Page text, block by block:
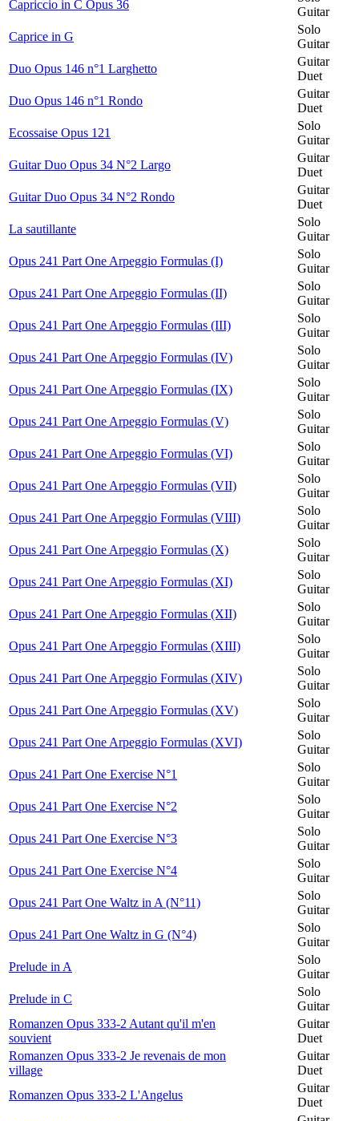
Capriccio in C Opus 36
Guitar
Caprice in G
Solo
Guitar
Duo Opus 146 n°1 Larghetto
Guitar
Duet
Duo Opus 146 n°1 Rondo
Guitar
Duet
Ecossaise Opus 121
Solo
Guitar
Guitar Duo Opus 34 N°2 Largo
Guitar
Duet
Guitar Duo Opus 34 N°2 Rondo
Guitar
Duet
La sautillante
Solo
Guitar
Opus 241 Part One Arpeggio Formulas (I)
Solo
Guitar
Opus 241 Part One Arpeggio Formulas (II)
Solo
Guitar
Opus 241 Part One Arpeggio Formulas (III)
Solo
Guitar
Opus 241 Part One Arpeggio Formulas (IV)
Solo
Guitar
Opus 241 Part One Arpeggio Formulas (IX)
Solo
Guitar
Opus 241 Part One Arpeggio Formulas (V)
Solo
Guitar
Opus 241 Part One Arpeggio Formulas (VI)
Solo
Guitar
Opus 241 Part One Arpeggio Formulas (VII)
Solo
Guitar
Opus 241 Part One Arpeggio Formulas (VIII)
Solo
Guitar
Opus 241 Part One Arpeggio Formulas (X)
Solo
Guitar
Opus 241 Part One Arpeggio Formulas (XI)
Solo
Guitar
Opus 241 Part One Arpeggio Formulas (XII)
Solo
Guitar
Opus 241 Part One Arpeggio Formulas (XIII)
Solo
Guitar
Opus 241 Part One Arpeggio Formulas (XIV)
Solo
Guitar
Opus 241 Part One Arpeggio Formulas (XV)
Solo
Guitar
Opus 241 Part One Arpeggio Formulas (XVI)
Solo
Guitar
Opus 241 Part One Exercise N°1
Solo
Guitar
Opus 241 Part One Exercise N°2
Solo
Guitar
Opus 241 Part One Exercise N°3
Solo
Guitar
Opus 241 Part One Exercise N°4
Solo
Guitar
Opus 241 Part One Waltz in A (N°11)
Solo
Guitar
Opus 241 Part One Waltz in G (N°4)
Solo
Guitar
Prelude in A
Solo
Guitar
Prelude in C
Solo
Guitar
Romanzen Opus 333-2 Autant qu'il m'en
souvient
Guitar
Duet
Romanzen Opus 333-2 Je revenais de mon
village
Guitar
Duet
Romanzen Opus 333-2 L'Angelus
Guitar
Duet